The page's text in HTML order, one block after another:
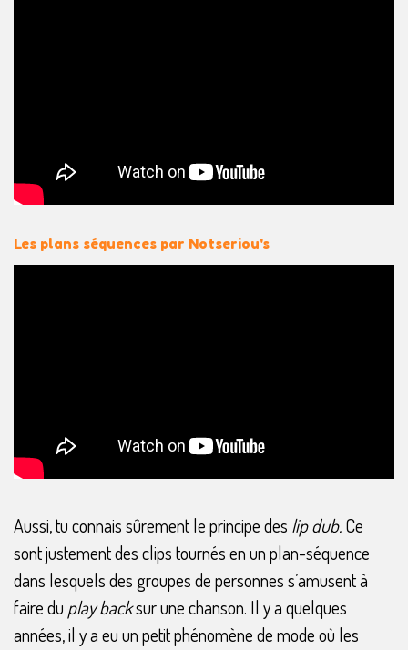
Les plans séquences par Notseriou's
Aussi, tu connais sûrement le principe des lip dub.Ce
sont justement des clips tournés en un plan-séquence
dans lesquels des groupes de personnes s’amusent à
faire du play backsur une chanson. Il y a quelques
années, il y a eu un petit phénomène de mode où les